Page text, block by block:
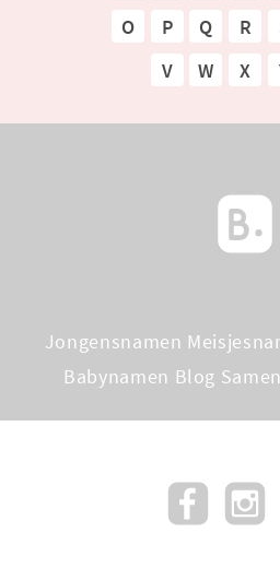
O
P Q R
V
W X
Jongensnamen
Babynamen Blog